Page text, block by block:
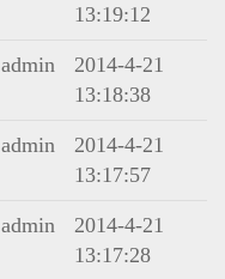
13:19:12
admin
2014-4-21
13:18:38
admin
2014-4-21
13:17:57
admin
2014-4-21
13:17:28